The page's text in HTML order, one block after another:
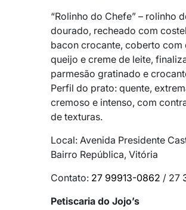
“Rolinho do Chefe” – rolinho
dourado, recheado com
bacon crocante, coberto com
queijo e creme de leite,
parmesão gratinado e
Perfil do prato: quente,
cremoso e intenso, com
de texturas.
Local: Avenida Presidente
Bairro República, Vitória
Contato: 27 99913-0862 / 27
Petiscaria do Jojo’s